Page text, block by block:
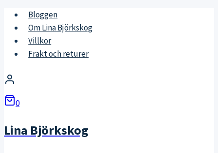
Skip
content
Bloggen
Om Lina Björkskog
Villkor
Frakt och returer
0
Lina Björkskog